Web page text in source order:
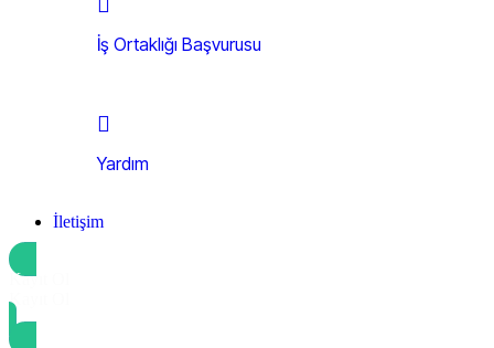
İş Ortaklığı Başvurusu
Yardım
İletişim
Kayıt Ol
Kayıt Ol